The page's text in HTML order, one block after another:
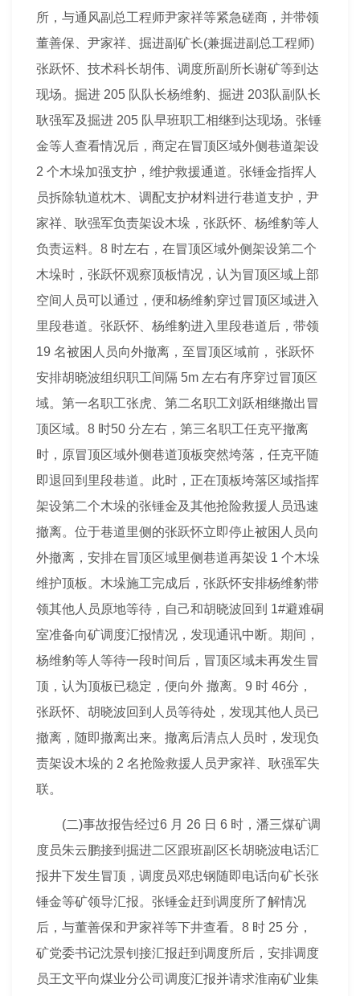
所，与通风副总工程师尹家祥等紧急磋商，并带领
董善保、尹家祥、掘进副矿长(兼掘进副总工程师)
张跃怀、技术科长胡伟、调度所副所长谢矿等到达
现场。掘进 205 队队长杨维豹、掘进 203队副队长
耿强军及掘进 205 队早班职工相继到达现场。张锤
金等人查看情况后，商定在冒顶区域外侧巷道架设
2 个木垛加强支护，维护救援通道。张锤金指挥人
员拆除轨道枕木、调配支护材料进行巷道支护，尹
家祥、耿强军负责架设木垛，张跃怀、杨维豹等人
负责运料。8 时左右，在冒顶区域外侧架设第二个
木垛时，张跃怀观察顶板情况，认为冒顶区域上部
空间人员可以通过，便和杨维豹穿过冒顶区域进入
里段巷道。张跃怀、杨维豹进入里段巷道后，带领
19 名被困人员向外撤离，至冒顶区域前， 张跃怀
安排胡晓波组织职工间隔 5m 左右有序穿过冒顶区
域。第一名职工张虎、第二名职工刘跃相继撤出冒
顶区域。8 时50 分左右，第三名职工任克平撤离
时，原冒顶区域外侧巷道顶板突然垮落，任克平随
即退回到里段巷道。此时，正在顶板垮落区域指挥
架设第二个木垛的张锤金及其他抢险救援人员迅速
撤离。位于巷道里侧的张跃怀立即停止被困人员向
外撤离，安排在冒顶区域里侧巷道再架设 1 个木垛
维护顶板。木垛施工完成后，张跃怀安排杨维豹带
领其他人员原地等待，自己和胡晓波回到 1#避难硐
室准备向矿调度汇报情况，发现通讯中断。期间，
杨维豹等人等待一段时间后，冒顶区域未再发生冒
顶，认为顶板已稳定，便向外 撤离。9 时 46分，
张跃怀、胡晓波回到人员等待处，发现其他人员已
撤离，随即撤离出来。撤离后清点人员时，发现负
责架设木垛的 2 名抢险救援人员尹家祥、耿强军失
联。
(二)事故报告经过6 月 26 日 6 时，潘三煤矿调
度员朱云鹏接到掘进二区跟班副区长胡晓波电话汇
报井下发生冒顶，调度员邓忠钢随即电话向矿长张
锤金等矿领导汇报。张锤金赶到调度所了解情况
后，与董善保和尹家祥等下井查看。8 时 25 分，
矿党委书记沈景钊接汇报赶到调度所后，安排调度
员王文平向煤业分公司调度汇报并请求淮南矿业集